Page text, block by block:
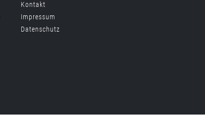
Kontakt
Impressum
Datenschutz